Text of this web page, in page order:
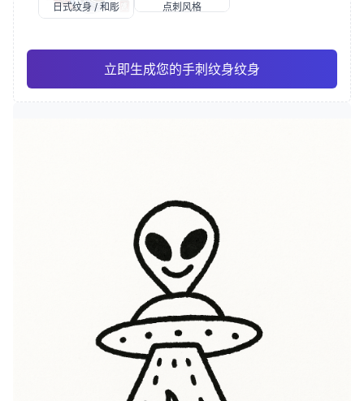
日式纹身 / 和彫 点刺风格
立即生成您的手刺纹身纹身